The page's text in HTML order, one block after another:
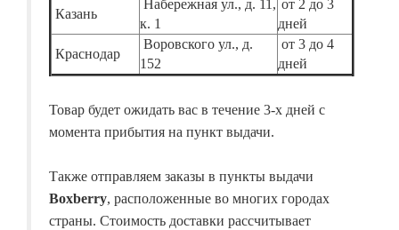
Казань
Набережная ул., д. 11,
к. 1
от 2 до 3
дней
Краснодар
Воровского ул., д.
152
от 3 до 4
дней
Товар будет ожидать вас в течение 3-х дней с
момента прибытия на пункт выдачи.
Также отправляем заказы в пункты выдачи
Boxberry, расположенные во многих городах
страны. Стоимость доставки рассчитывает